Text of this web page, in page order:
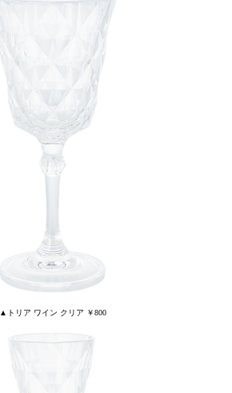
▲トリア ワイン クリア ￥800